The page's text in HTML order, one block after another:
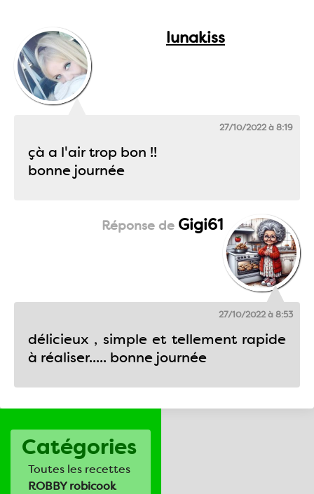
Catégories
Toutes les recettes
ROBBY robicook
lunakiss
27/10/2022 à 8:19
çà a l'air trop bon !!
bonne journée
Gigi61
27/10/2022 à 8:53
délicieux , simple et tellement rapide
à réaliser..... bonne journée